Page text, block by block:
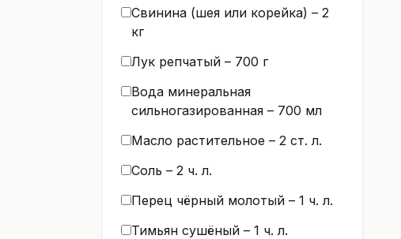
Свинина (шея или корейка) – 2
кг
Лук репчатый – 700 г
Вода минеральная
сильногазированная – 700 мл
Масло растительное – 2 ст. л.
Соль – 2 ч. л.
Перец чёрный молотый – 1 ч. л.
Тимьян сушёный – 1 ч. л.